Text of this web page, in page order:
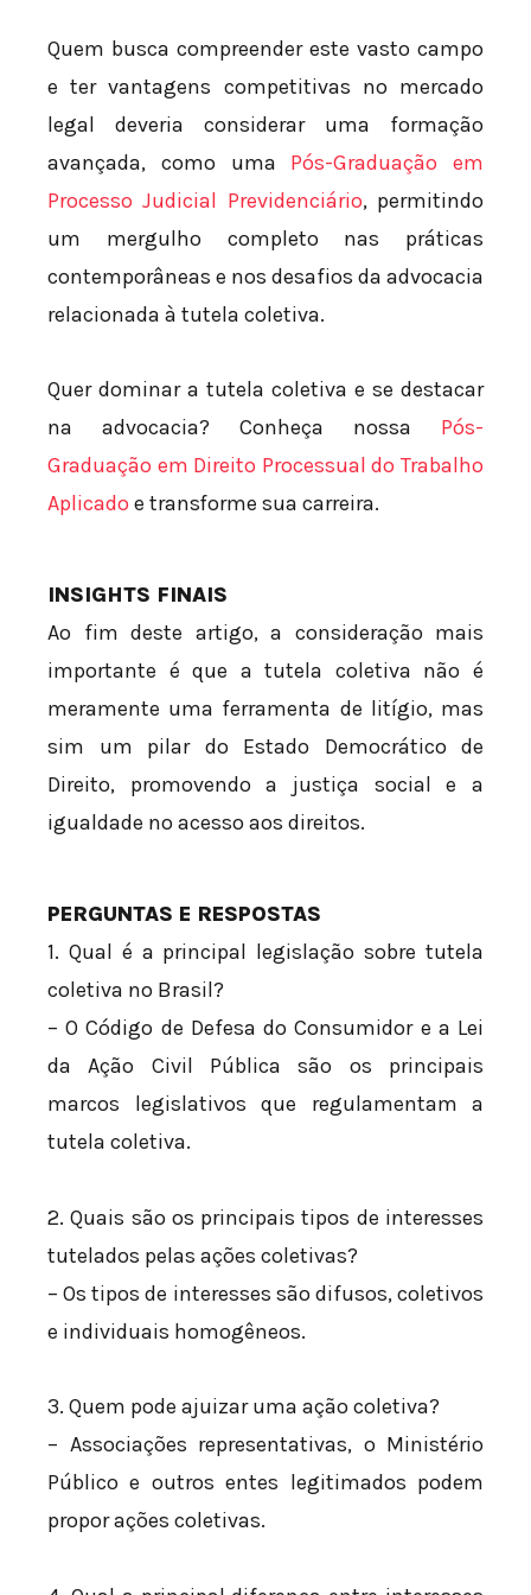
Quem busca compreender este vasto campo
e ter vantagens competitivas no mercado
legal deveria considerar uma formação
avançada, como uma Pós-Graduação em
Processo Judicial Previdenciário, permitindo
um mergulho completo nas práticas
contemporâneas e nos desafios da advocacia
relacionada à tutela coletiva.
Quer dominar a tutela coletiva e se destacar
na advocacia? Conheça nossa Pós-
Graduação em Direito Processual do Trabalho
Aplicado e transforme sua carreira.
INSIGHTS FINAIS
Ao fim deste artigo, a consideração mais
importante é que a tutela coletiva não é
meramente uma ferramenta de litígio, mas
sim um pilar do Estado Democrático de
Direito, promovendo a justiça social e a
igualdade no acesso aos direitos.
PERGUNTAS E RESPOSTAS
1. Qual é a principal legislação sobre tutela
coletiva no Brasil?
– O Código de Defesa do Consumidor e a Lei
da Ação Civil Pública são os principais
marcos legislativos que regulamentam a
tutela coletiva.
2. Quais são os principais tipos de interesses
tutelados pelas ações coletivas?
– Os tipos de interesses são difusos, coletivos
e individuais homogêneos.
3. Quem pode ajuizar uma ação coletiva?
– Associações representativas, o Ministério
Público e outros entes legitimados podem
propor ações coletivas.